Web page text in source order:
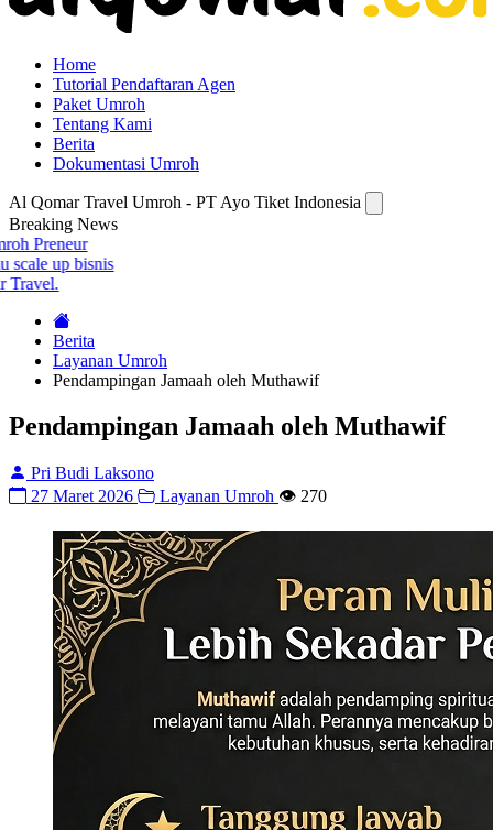
Home
Tutorial Pendaftaran Agen
Paket Umroh
Tentang Kami
Berita
Dokumentasi Umroh
Al Qomar Travel Umroh - PT Ayo Tiket Indonesia
Breaking News
Berita
Layanan Umroh
Pendampingan Jamaah oleh Muthawif
Pendampingan Jamaah oleh Muthawif
Pri Budi Laksono
27 Maret 2026
Layanan Umroh 👁️ 270